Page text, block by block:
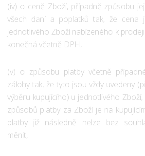
(iv) o ceně Zboží, případně způsobu
všech daní a poplatků tak, že cena
jednotlivého Zboží nabízeného k
konečná včetně DPH,
(v) o způsobu platby včetně
zálohy tak, že tyto jsou vždy uvedeny
výběru kupujícího) u jednotlivého
způsobů platby za Zboží je na
platby již následně nelze bez
měnit,